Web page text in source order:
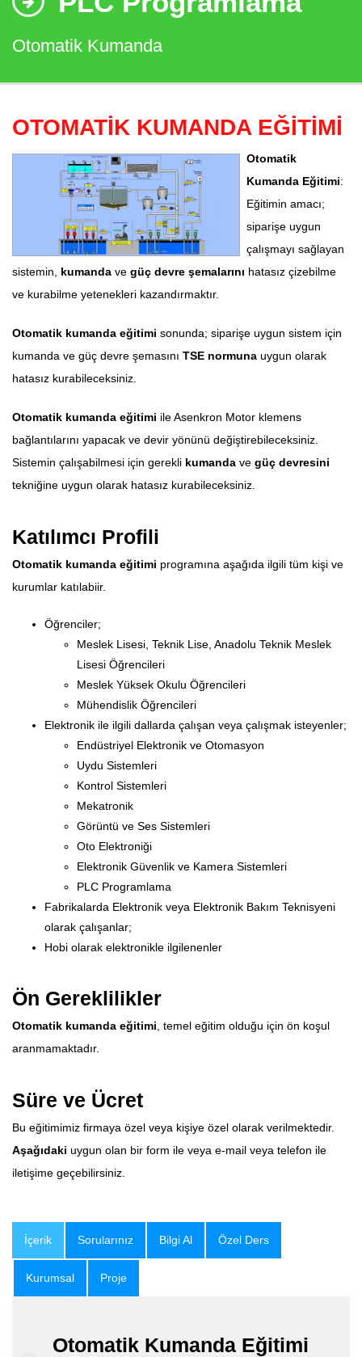
Otomatik Kumanda
OTOMATİK KUMANDA EĞİTİMİ
Otomatik
Kumanda Eğitimi:
Eğitimin amacı;
siparişe uygun
çalışmayı sağlayan
sistemin, kumanda ve güç devre şemalarını hatasız çizebilme
ve kurabilme yetenekleri kazandırmaktır.
Otomatik kumanda eğitimi sonunda; siparişe uygun sistem için
kumanda ve güç devre şemasını TSE normuna uygun olarak
hatasız kurabileceksiniz.
Otomatik kumanda eğitimi ile Asenkron Motor klemens
bağlantılarını yapacak ve devir yönünü değiştirebileceksiniz.
Sistemin çalışabilmesi için gerekli kumanda ve güç devresini
tekniğine uygun olarak hatasız kurabileceksiniz.
Katılımcı Profili
Otomatik kumanda eğitimi programına aşağıda ilgili tüm kişi ve
kurumlar katılabiir.
Öğrenciler;
Meslek Lisesi, Teknik Lise, Anadolu Teknik Meslek
Lisesi Öğrencileri
Meslek Yüksek Okulu Öğrencileri
Mühendislik Öğrencileri
Elektronik ile ilgili dallarda çalışan veya çalışmak isteyenler;
Endüstriyel Elektronik ve Otomasyon
Uydu Sistemleri
Kontrol Sistemleri
Mekatronik
Görüntü ve Ses Sistemleri
Oto Elektroniği
Elektronik Güvenlik ve Kamera Sistemleri
PLC Programlama
Fabrikalarda Elektronik veya Elektronik Bakım Teknisyeni
olarak çalışanlar;
Hobi olarak elektronikle ilgilenenler
Ön Gereklilikler
Otomatik kumanda eğitimi , temel eğitim olduğu için ön koşul
aranmamaktadır.
Süre ve Ücret
Bu eğitimimiz firmaya özel veya kişiye özel olarak verilmektedir.
Aşağıdaki uygun olan bir form ile veya e-mail veya telefon ile
iletişime geçebilirsiniz.
İçerik Sorularınız Bilgi Al Özel Ders
Kurumsal Proje
Otomatik Kumanda Eğitimi